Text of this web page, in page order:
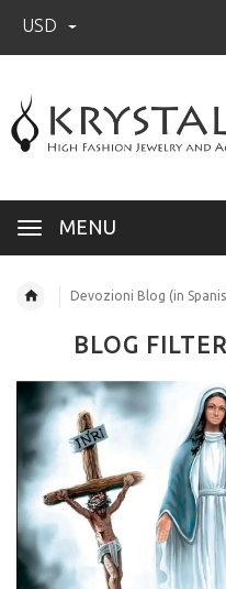
USD
MENU
Devozioni Blog (in
BLOG